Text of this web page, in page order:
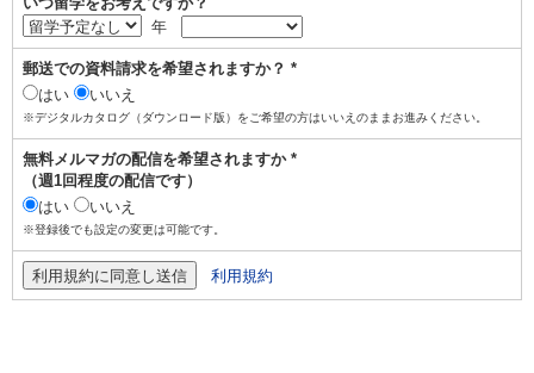
年
郵送での資料請求を希望されますか？ *
はい
いいえ
※デジタルカタログ（ダウンロード版）をご希望の方はいいえのままお進みください。
無料メルマガの配信を希望されますか *
（週1回程度の配信です）
はい
いいえ
※登録後でも設定の変更は可能です。
利用規約